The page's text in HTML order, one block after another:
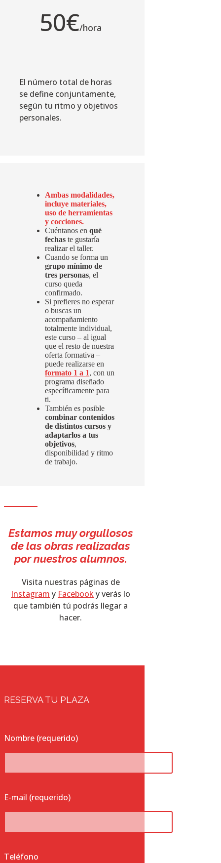
50€/hora
El número total de horas
se define conjuntamente,
según tu ritmo y objetivos
personales.
Ambas modalidades,
incluye materiales,
uso de herramientas
y cocciones.
Cuéntanos en qué
fechas te gustaría
realizar el taller.
Cuando se forma un
grupo mínimo de
tres personas, el
curso queda
confirmado.
Si prefieres no esperar
o buscas un
acompañamiento
totalmente individual,
este curso – al igual
que el resto de nuestra
oferta formativa –
puede realizarse en
formato 1 a 1, con un
programa diseñado
específicamente para
ti.
También es posible
combinar contenidos
de distintos cursos y
adaptarlos a tus
objetivos,
disponibilidad y ritmo
de trabajo.
Estamos muy orgullosos
de las obras realizadas
por nuestros alumnos.
Visita nuestras páginas de
Instagram y Facebooky verás lo
que también tú podrás llegar a
hacer.
RESERVA TU PLAZA
Nombre (requerido)
E-mail (requerido)
Teléfono